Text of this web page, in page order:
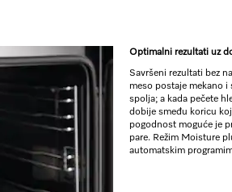
RSD
Boja proizvoda: Obsidijan
Optimalni rezultati uz
Savršeni rezultati bez
meso postaje mekano
spolja; a kada pečete
dobije smeđu koricu
pogodnost moguće je
pare. Režim Moisture
automatskim